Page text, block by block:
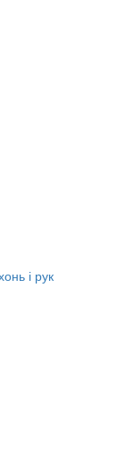
і рук